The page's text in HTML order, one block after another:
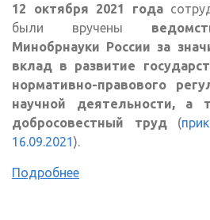
12 октября 2021 года
были вручены
Минобрнауки России за
вклад в развитие
нормативно-правового
научной деятельности, а
добросовестный труд(
16.09.2021).
Подробнее